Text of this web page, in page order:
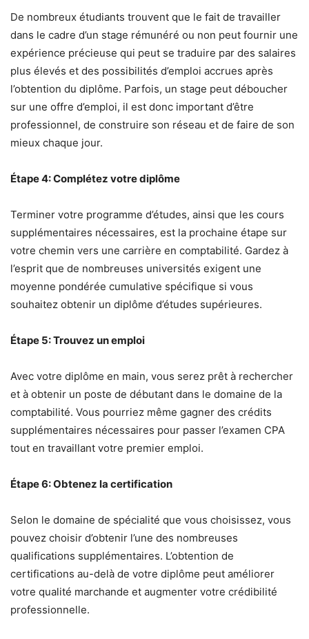
De nombreux étudiants trouvent que le fait de travailler
dans le cadre d’un stage rémunéré ou non peut fournir une
expérience précieuse qui peut se traduire par des salaires
plus élevés et des possibilités d’emploi accrues après
l’obtention du diplôme. Parfois, un stage peut déboucher
sur une offre d’emploi, il est donc important d’être
professionnel, de construire son réseau et de faire de son
mieux chaque jour.
Étape 4: Complétez votre diplôme
Terminer votre programme d’études, ainsi que les cours
supplémentaires nécessaires, est la prochaine étape sur
votre chemin vers une carrière en comptabilité. Gardez à
l’esprit que de nombreuses universités exigent une
moyenne pondérée cumulative spécifique si vous
souhaitez obtenir un diplôme d’études supérieures.
Étape 5: Trouvez un emploi
Avec votre diplôme en main, vous serez prêt à rechercher
et à obtenir un poste de débutant dans le domaine de la
comptabilité. Vous pourriez même gagner des crédits
supplémentaires nécessaires pour passer l’examen CPA
tout en travaillant votre premier emploi.
Étape 6: Obtenez la certification
Selon le domaine de spécialité que vous choisissez, vous
pouvez choisir d’obtenir l’une des nombreuses
qualifications supplémentaires. L’obtention de
certifications au-delà de votre diplôme peut améliorer
votre qualité marchande et augmenter votre crédibilité
professionnelle.